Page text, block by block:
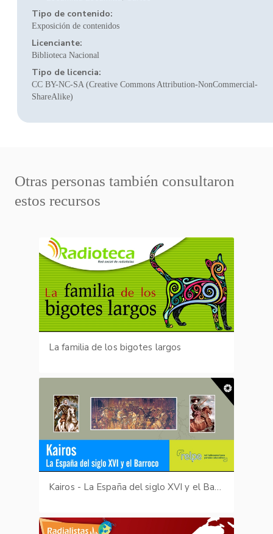
Tipo de contenido:
Exposición de contenidos
Licenciante:
Biblioteca Nacional
Tipo de licencia:
CC BY-NC-SA (Creative Commons Attribution-NonCommercial-
ShareAlike)
Otras personas también consultaron
estos recursos
La familia de los bigotes largos
Kairos - La España del siglo XVI y el Barroco